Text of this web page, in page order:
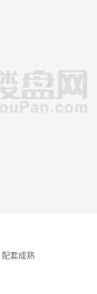
配套成熟